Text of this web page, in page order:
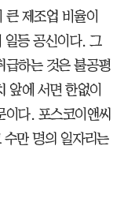
제조업 비율이
일등 공신이다. 그
급하는 것은 불공평
앞에 서면 한없이
이다. 포스코이앤씨
만 명의 일자리는